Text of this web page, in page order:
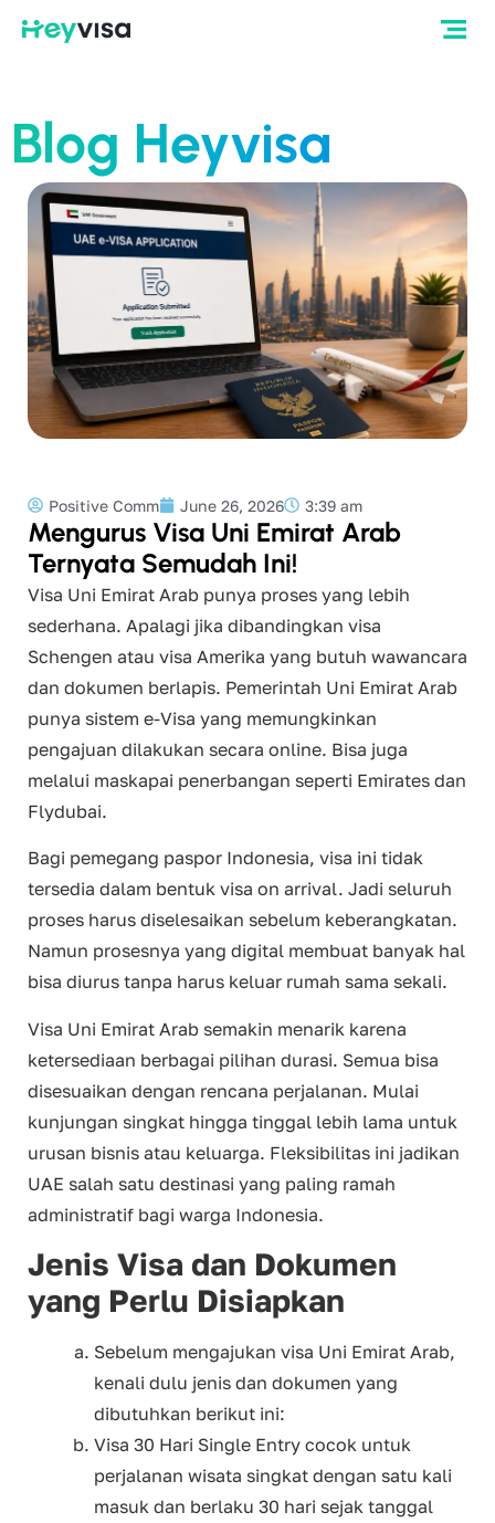
Blog Heyvisa
Positive Comm June 26, 2026 3:39 am
Mengurus Visa Uni Emirat Arab
Ternyata Semudah Ini!
Visa Uni Emirat Arab punya proses yang lebih
sederhana. Apalagi jika dibandingkan visa
Schengen atau visa Amerika yang butuh wawancara
dan dokumen berlapis. Pemerintah Uni Emirat Arab
punya sistem e-Visa yang memungkinkan
pengajuan dilakukan secara online. Bisa juga
melalui maskapai penerbangan seperti Emirates dan
Flydubai.
Bagi pemegang paspor Indonesia, visa ini tidak
tersedia dalam bentuk visa on arrival. Jadi seluruh
proses harus diselesaikan sebelum keberangkatan.
Namun prosesnya yang digital membuat banyak hal
bisa diurus tanpa harus keluar rumah sama sekali.
Visa Uni Emirat Arab semakin menarik karena
ketersediaan berbagai pilihan durasi. Semua bisa
disesuaikan dengan rencana perjalanan. Mulai
kunjungan singkat hingga tinggal lebih lama untuk
urusan bisnis atau keluarga. Fleksibilitas ini jadikan
UAE salah satu destinasi yang paling ramah
administratif bagi warga Indonesia.
Jenis Visa dan Dokumen
yang Perlu Disiapkan
Sebelum mengajukan visa Uni Emirat Arab,
kenali dulu jenis dan dokumen yang
dibutuhkan berikut ini:
Visa 30 Hari Single Entry cocok untuk
perjalanan wisata singkat dengan satu kali
masuk dan berlaku 30 hari sejak tanggal